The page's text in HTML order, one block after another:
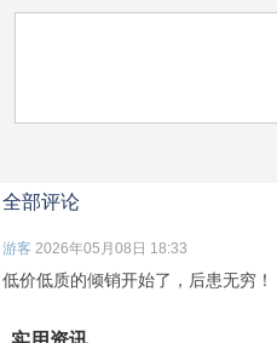
全部评论
游客 2026年05月08日 18:33
低价低质的倾销开始了，后患无穷！